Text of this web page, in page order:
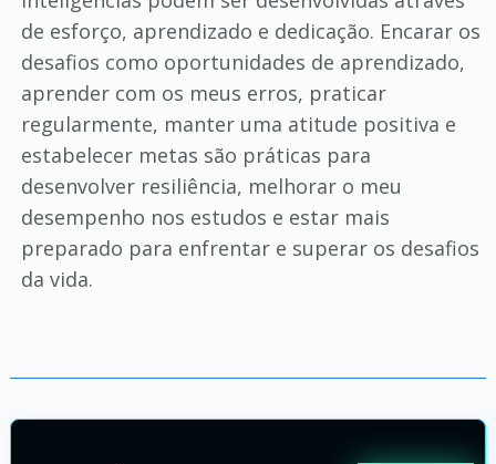
de esforço, aprendizado e dedicação. Encarar os
desafios como oportunidades de aprendizado,
aprender com os meus erros, praticar
regularmente, manter uma atitude positiva e
estabelecer metas são práticas para
desenvolver resiliência, melhorar o meu
desempenho nos estudos e estar mais
preparado para enfrentar e superar os desafios
da vida.